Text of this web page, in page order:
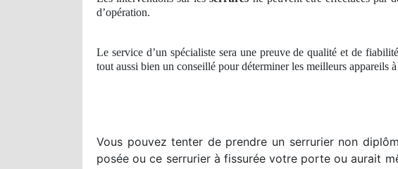
d’opération.
Le service d’un spécialiste sera une preuve de qualité et de
tout aussi bien un conseillé pour déterminer les meilleurs appareils
Vous pouvez tenter de prendre un serrurier non
posée ou ce serrurier à fissurée votre porte ou aurait